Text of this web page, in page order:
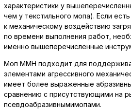
характеристики у
чем у текстильного мопа). Если
к механическому воздействию
по времени выполнения работ,
именно вышеперечисленные
Моп ММН подходит для
элементами агрессивного
имеет более выраженные
сравнению с присутствующими на
псевдоабразивнымимопами.